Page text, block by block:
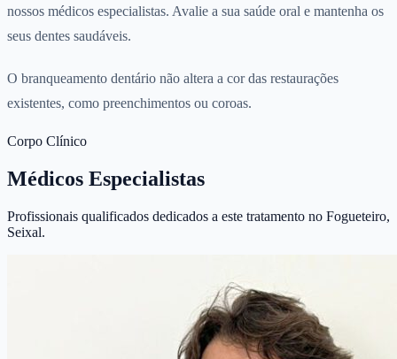
nossos médicos especialistas. Avalie a sua saúde oral e mantenha os
seus dentes saudáveis.
O branqueamento dentário não altera a cor das restaurações
existentes, como preenchimentos ou coroas.
Corpo Clínico
Médicos Especialistas
Profissionais qualificados dedicados a este tratamento no Fogueteiro,
Seixal.